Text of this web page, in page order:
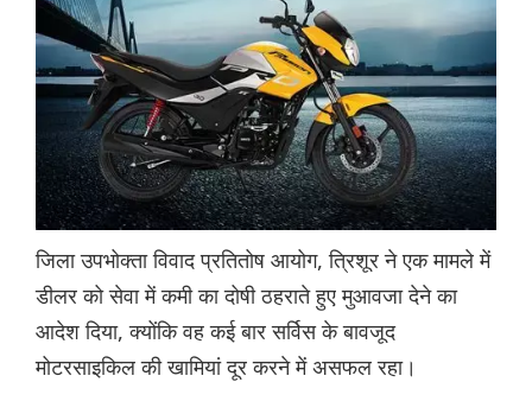
जिला उपभोक्ता विवाद प्रतितोष आयोग, त्रिशूर ने एक मामले में
डीलर को सेवा में कमी का दोषी ठहराते हुए मुआवजा देने का
आदेश दिया, क्योंकि वह कई बार सर्विस के बावजूद
मोटरसाइकिल की खामियां दूर करने में असफल रहा।